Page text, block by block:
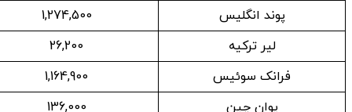
پوند انگلیس
1,274,500
لیر ترکیه
26,200
فرانک سوئیس
1,164,900
یوان چین
136,000